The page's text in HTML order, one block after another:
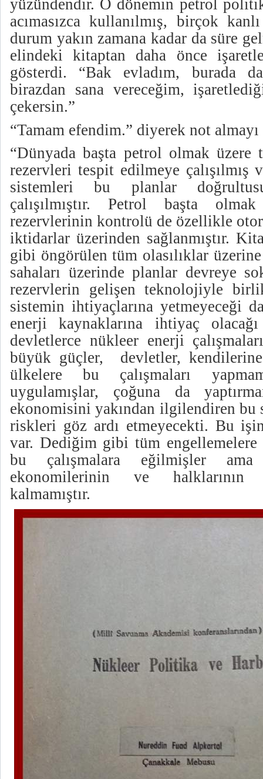
yüzündendir. O dönemin petrol
acımasızca kullanılmış, birçok
durum yakın zamana kadar da süre
elindeki kitaptan daha önce
gösterdi. “Bak evladım, burada
birazdan sana vereceğim,
çekersin.”
“Tamam efendim.” diyerek not
“Dünyada başta petrol olmak üzere
rezervleri tespit edilmeye çalışılmış
sistemleri bu planlar
çalışılmıştır. Petrol başta
rezervlerinin kontrolü de özellikle
iktidarlar üzerinden sağlanmıştır.
gibi öngörülen tüm olasılıklar
sahaları üzerinde planlar devreye
rezervlerin gelişen teknolojiyle
sistemin ihtiyaçlarına yetmeyeceği
enerji kaynaklarına ihtiyaç
devletlerce nükleer enerji
büyük güçler,
devletler,
ülkelere bu çalışmaları
uygulamışlar, çoğuna da
ekonomisini yakından ilgilendiren bu
riskleri göz ardı etmeyecekti. Bu
var. Dediğim gibi tüm engellemelere
bu çalışmalara eğilmişler
ekonomilerinin ve halklarının
kalmamıştır.